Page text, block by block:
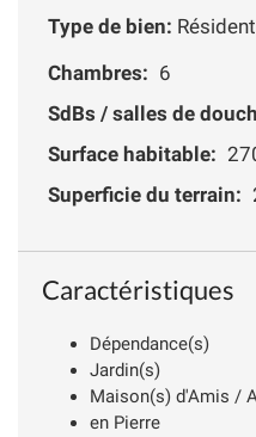
Type de bien:
Chambres: 6
SdBs / salles de
Surface habitable:
Superficie du terrain:
Caractéristiques
Dépendance(s)
Jardin(s)
Maison(s) d'Amis /
en Pierre